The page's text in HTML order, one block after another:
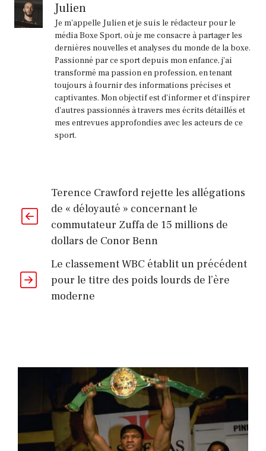
Julien
Je m'appelle Julien et je suis le rédacteur pour le
média Boxe Sport, où je me consacre à partager les
dernières nouvelles et analyses du monde de la boxe.
Passionné par ce sport depuis mon enfance, j'ai
transformé ma passion en profession, en tenant
toujours à fournir des informations précises et
captivantes. Mon objectif est d'informer et d'inspirer
d'autres passionnés à travers mes écrits détaillés et
mes entrevues approfondies avec les acteurs de ce
sport.
Terence Crawford rejette les allégations
de « déloyauté » concernant le
commutateur Zuffa de 15 millions de
dollars de Conor Benn
Le classement WBC établit un précédent
pour le titre des poids lourds de l’ère
moderne